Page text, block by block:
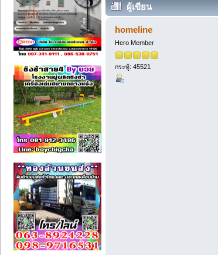
ผู้เขียน
homeline
Hero Member
กระทู้: 45521